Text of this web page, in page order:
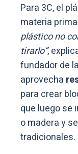
Para 3C, el
materia
plástico no
tirarlo”,
fundador de
aprovecha
para crear
que luego se
o madera y
tradicionales.